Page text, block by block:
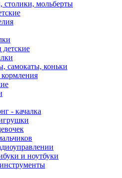
столики, мольберты
детские
самокаты, коньки
- качалка
и ноутбуки